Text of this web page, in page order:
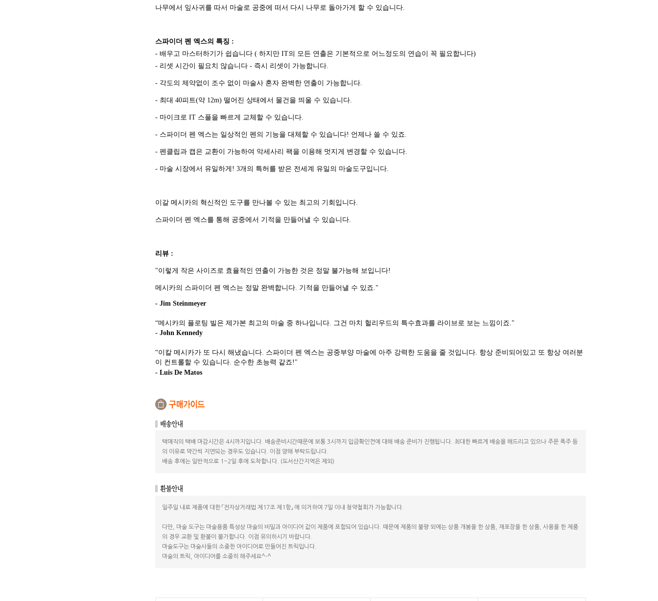
나무에서 잎사귀를 따서 마술로 공중에 떠서 다시 나무로 돌아가게 할 수 있습니다.
스파이더 펜 엑스의 특징 :
- 배우고 마스터하기가 쉽습니다 ( 하지만 IT의 모든 연출은 기본적으로 어느정도의 연습이 꼭 필요합니다)
- 리셋 시간이 필요치 않습니다 - 즉시 리셋이 가능합니다.
- 각도의 제약없이 조수 없이 마술사 혼자 완벽한 연출이 가능합니다.
- 최대 40피트(약 12m) 떨어진 상태에서 물건을 띄울 수 있습니다.
- 마이크로 IT 스풀을 빠르게 교체할 수 있습니다.
- 스파이더 펜 엑스는 일상적인 펜의 기능을 대체할 수 있습니다! 언제나 쓸 수 있죠.
- 펜클립과 캡은 교환이 가능하여 악세사리 팩을 이용해 멋지게 변경할 수 있습니다.
- 마술 시장에서 유일하게! 3개의 특허를 받은 전세계 유일의 마술도구입니다.
이갈 메시카의 혁신적인 도구를 만나볼 수 있는 최고의 기회입니다.
스파이더 펜 엑스를 통해 공중에서 기적을 만들어낼 수 있습니다.
리뷰 :
"이렇게 작은 사이즈로 효율적인 연출이 가능한 것은 정말 불가능해 보입니다!
메시카의 스파이더 펜 엑스는 정말 완벽합니다. 기적을 만들어낼 수 있죠."
- Jim Steinmeyer
“메시카의 플로팅 빌은 제가본 최고의 마술 중 하나입니다. 그건 마치 헐리우드의 특수효과를 라이브로 보는 느낌이죠."
- John Kennedy
“이칼 메시카가 또 다시 해냈습니다. 스파이더 펜 엑스는 공중부양 마술에 아주 강력한 도움을 줄 것입니다. 항상 준비되어있고 또 항상 여러분
이 컨트롤할 수 있습니다. 순수한 초능력 같죠!"
- Luis De Matos
택매직의 택배 마감시간은 4시까지입니다. 배송준비시간때문에 보통 3시까지 입금확인껀에 대해 배송 준비가 진행됩니다. 최대한 빠르게 배송을 해드리고 있으나 주문 폭주 등
의 이유로 약간씩 지연되는 경우도 있습니다. 이점 양해 부탁드립니다.
배송 후에는 일반적으로 1~2일 후에 도착합니다. (도서산간지역은 제외)
일주일 내로 제품에 대한 「전자상거래법 제17조 제1항」 에 의거하여 7일 이내 청약철회가 가능합니다.
다만, 마술 도구는 마술용품 특성상 마술의 비밀과 아이디어 값이 제품에 포함되어 있습니다. 때문에 제품의 불량 외에는 상품 개봉을 한 상품, 재포장을 한 상품, 사용을 한 제품
의 경우 교환 및 환불이 불가합니다. 이점 유의하시기 바랍니다.
마술도구는 마술사들의 소중한 아이디어로 만들어진 트릭입니다.
마술의 트릭, 아이디어를 소중히 해주세요^-^